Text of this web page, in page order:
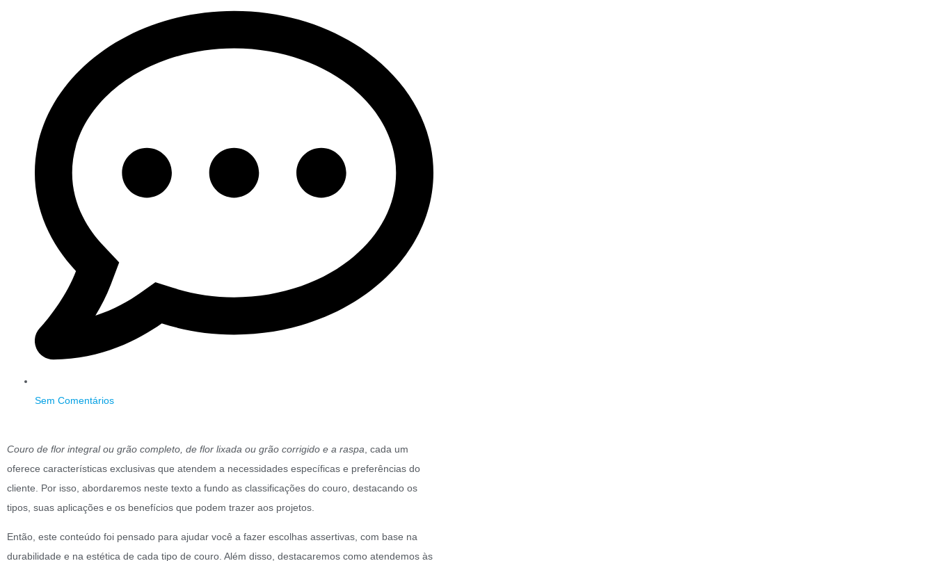
Sem Comentários
Couro de flor integral ou grão completo, de flor lixada ou grão corrigido e a raspa , cada um
oferece características exclusivas que atendem a necessidades específicas e preferências do
cliente. Por isso, abordaremos neste texto a fundo as classificações do couro, destacando os
tipos, suas aplicações e os benefícios que podem trazer aos projetos.
Então, este conteúdo foi pensado para ajudar você a fazer escolhas assertivas, com base na
durabilidade e na estética de cada tipo de couro. Além disso, destacaremos como atendemos às